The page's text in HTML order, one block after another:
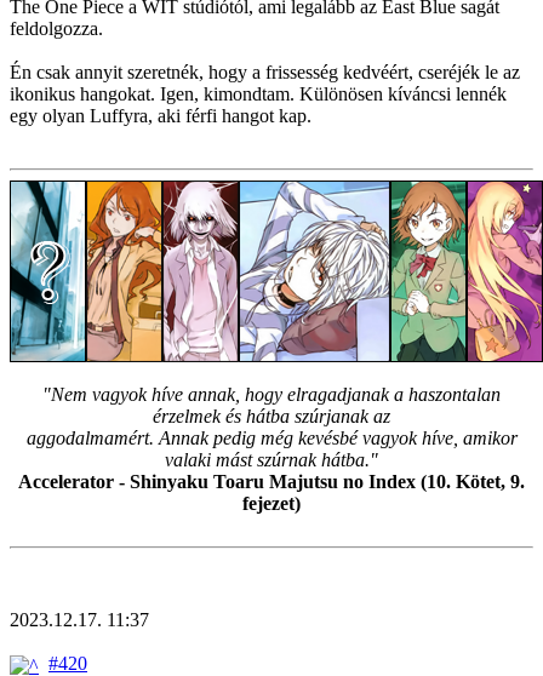
The One Piece a WIT stúdiótól, ami legalább az East Blue sagát
feldolgozza.
Én csak annyit szeretnék, hogy a frissesség kedvéért, cseréjék le az
ikonikus hangokat. Igen, kimondtam. Különösen kíváncsi lennék
egy olyan Luffyra, aki férfi hangot kap.
"Nem vagyok híve annak, hogy elragadjanak a haszontalan
érzelmek és hátba szúrjanak az
aggodalmamért. Annak pedig még kevésbé vagyok híve, amikor
valaki mást szúrnak hátba."
Accelerator - Shinyaku Toaru Majutsu no Index (10. Kötet, 9.
fejezet)
2023.12.17. 11:37
#420